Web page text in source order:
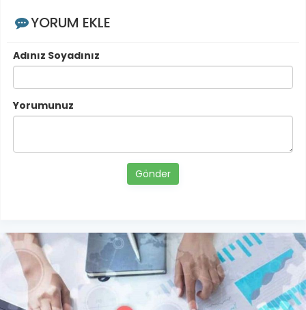
YORUM EKLE
Adınız Soyadınız
Yorumunuz
Gönder